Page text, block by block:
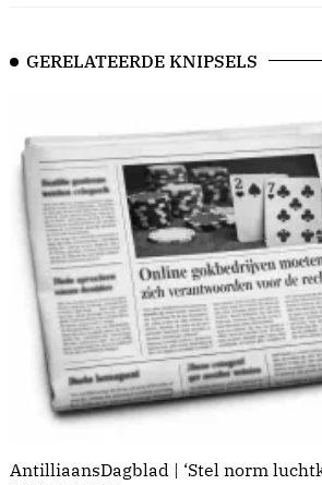
GERELATEERDE KNIPSELS
AntilliaansDagblad | ‘Stel norm